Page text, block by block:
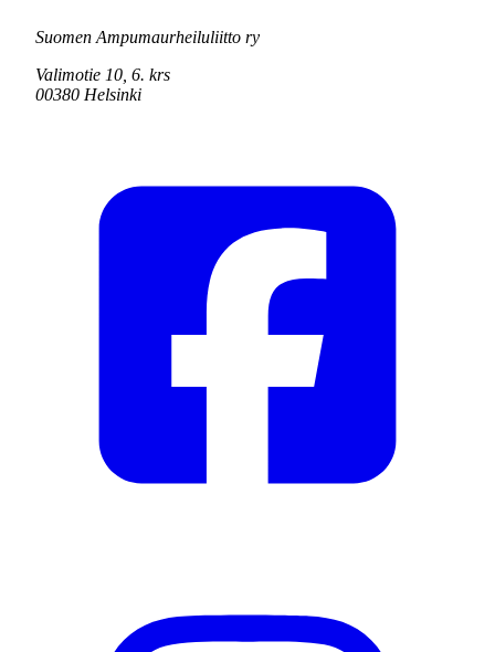
Suomen Ampumaurheiluliitto ry
Valimotie 10, 6. krs
00380 Helsinki